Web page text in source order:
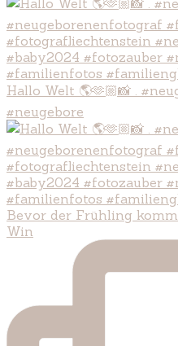
Hallo Welt 🌎🫶🏼📸 .
#neugebore
Bevor der Frühling
Win